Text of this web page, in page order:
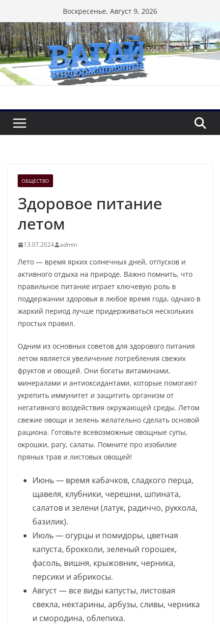
к
содержимому
Воскресенье, Август 9, 2026
ОБЩЕСТВО
Здоровое питание
летом
13.07.2024 admin
Лето — время ярких солнечных дней, отпусков и
активного отдыха на природе. Важно помнить, что
правильное питание играет ключевую роль в
поддержании здоровья в любое время года, однако в
жаркий период лучше придерживаться нескольких
простых правил.
Одним из основных советов для здорового питания
летом является увеличение потребления свежих
фруктов и овощей. Они богаты витаминами,
минералами и антиоксидантами, которые помогают
укрепить иммунитет и защитить организм от
негативного воздействия окружающей среды. Летом
свежие овощи и зелень желательно сделать основой
рациона. Готовьте всевозможные овощные супы,
окрошки, рагу, салаты. Помните про изобилие
пряных трав и листовых овощей!
Июнь — время кабачков, сладкого перца,
щавеля, клубники, черешни, шпината,
салатов и зелени (латук, радиччо, руккола,
базилик).
Июль — огурцы и помидоры, цветная
капуста, брокколи, зеленый горошек,
фасоль, вишня, крыжовник, черника,
персики и абрикосы.
Август — все виды капусты, листовая
свекла, нектарины, арбузы, сливы, черника
и смородина, облепиха.